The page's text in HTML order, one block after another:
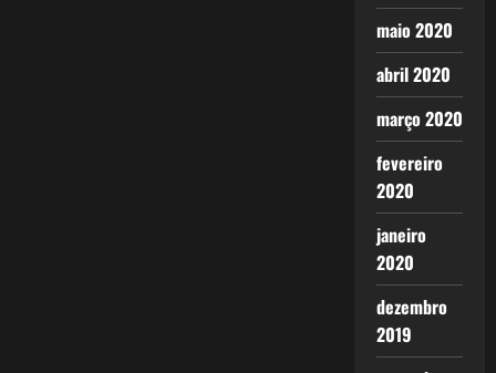
maio 2020
abril 2020
março 2020
fevereiro
2020
janeiro
2020
dezembro
2019